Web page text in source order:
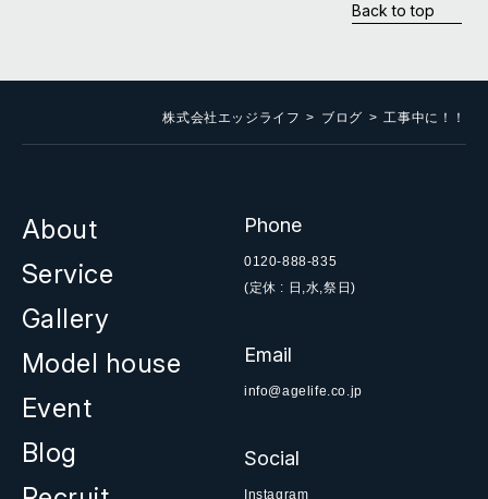
Back to top
株式会社エッジライフ ブログ 工事中に！！
About
Service
Gallery
Model house
Event
Blog
Phone
0120-888-835
(定休 : 日,水,祭日)
Email
info@agelife.co.jp
Social
Instagram